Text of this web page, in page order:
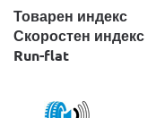
Товарен индекс
Скоростен индекс
Run-flat